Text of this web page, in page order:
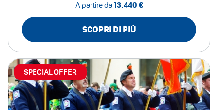
A partire da13.440 €
SCOPRI DI PIÙ
SPECIAL OFFER